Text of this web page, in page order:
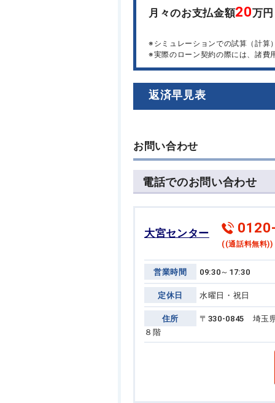
月々のお支払金額20万円
※シミュレーションでの試算（計算
※実際のローン契約の際には、諸費
返済早見表
お問い合わせ
電話でのお問い合わせ
大宮センター
((通話料無料))
営業時間 09:30～17:30
定休日 水曜日・祝日
住所
〒330-0845 埼玉
８階